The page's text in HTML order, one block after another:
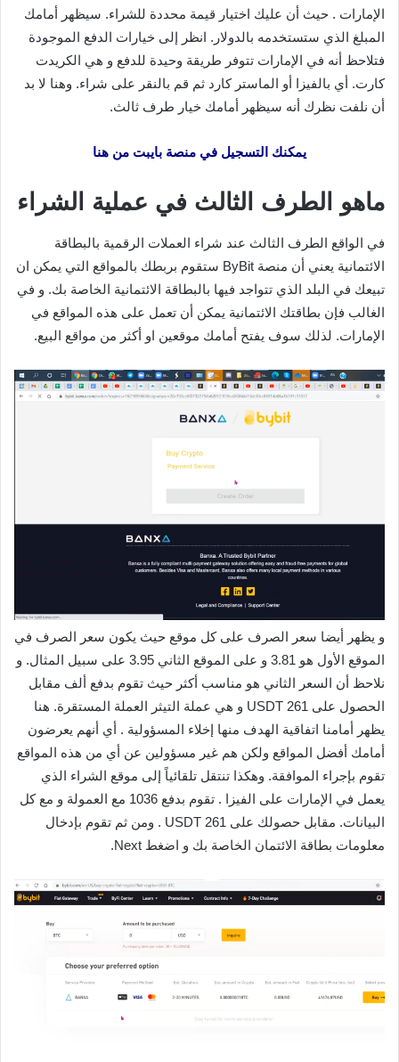
الإمارات . حيث أن عليك اختيار قيمة محددة للشراء. سيظهر أمامك
المبلغ الذي ستستخدمه بالدولار. انظر إلى خيارات الدفع الموجودة
فتلاحظ أنه في الإمارات تتوفر طريقة وحيدة للدفع و هي الكريدت
كارت. أي بالفيزا أو الماستر كارد ثم قم بالنقر على شراء. وهنا لا بد
أن نلفت نظرك أنه سيظهر أمامك خيار طرف ثالث.
يمكنك التسجيل في منصة بايبت من هنا
ماهو الطرف الثالث في عملية الشراء
في الواقع الطرف الثالث عند شراء العملات الرقمية بالبطاقة
الائتمانية يعني أن منصة ByBit ستقوم بربطك بالمواقع التي يمكن ان
تبيعك في البلد الذي تتواجد فيها بالبطاقة الائتمانية الخاصة بك. و في
الغالب فإن بطاقتك الائتمانية يمكن أن تعمل على هذه المواقع في
الإمارات. لذلك سوف يفتح أمامك موقعين او أكثر من مواقع البيع.
و يظهر أيضا سعر الصرف على كل موقع حيث يكون سعر الصرف في
الموقع الأول هو 3.81 و على الموقع الثاني 3.95 على سبيل المثال. و
نلاحظ أن السعر الثاني هو مناسب أكثر حيث تقوم بدفع ألف مقابل
الحصول على 261 USDT و هي عملة التيثر العملة المستقرة. هنا
يظهر أمامنا اتفاقية الهدف منها إخلاء المسؤولية . أي أنهم يعرضون
أمامك أفضل المواقع ولكن هم غير مسؤولين عن أي من هذه المواقع
تقوم بإجراء الموافقة. وهكذا تنتقل تلقائياً إلى موقع الشراء الذي
يعمل في الإمارات على الفيزا . تقوم بدفع 1036 مع العمولة و مع كل
البيانات. مقابل حصولك على 261 USDT . ومن ثم تقوم بإدخال
معلومات بطاقة الائتمان الخاصة بك و اضغط Next.